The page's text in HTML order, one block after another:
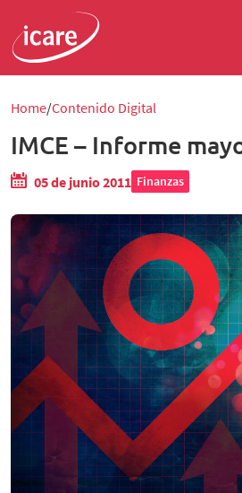
Home Contenido Digital
IMCE – Informe
05 de junio 2011 Finanzas